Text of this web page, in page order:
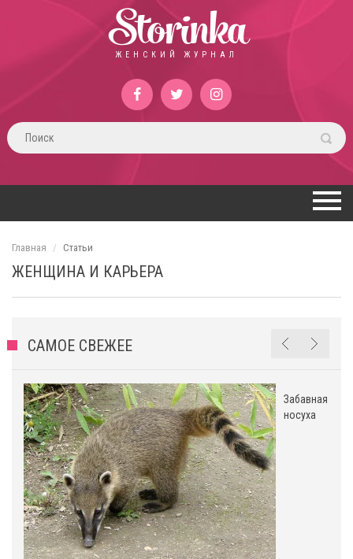
Storinka
ЖЕНСКИЙ ЖУРНАЛ
Главная Статьи
ЖЕНЩИНА И КАРЬЕРА
САМОЕ СВЕЖЕЕ
Забавная
носуха